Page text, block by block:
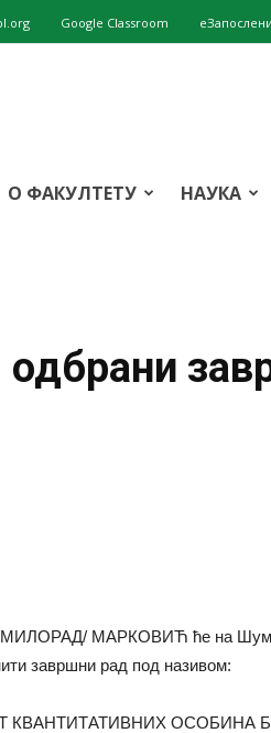
Google Classroom eЗапослени
О ФАКУЛТЕТУ НАУКА
одбрани
/МИЛОРАД/ МАРКОВИЋ ће на
завршни рад под називом:
КВАНТИТАТИВНИХ ОСОБИНА